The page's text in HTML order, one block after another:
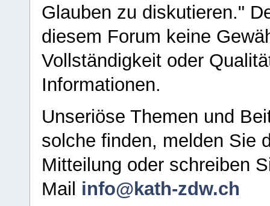
Glauben zu diskutieren."
diesem Forum keine
Vollständigkeit oder
Informationen.
Unseriöse Themen und
solche finden, melden Sie
Mitteilung oder schreiben
Mail info@kath-zdw.ch